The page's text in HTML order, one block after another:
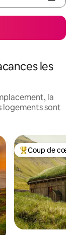
les
la
logements sont
Coup de cœur
Coup de cœur